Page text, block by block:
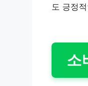
도 긍정
소